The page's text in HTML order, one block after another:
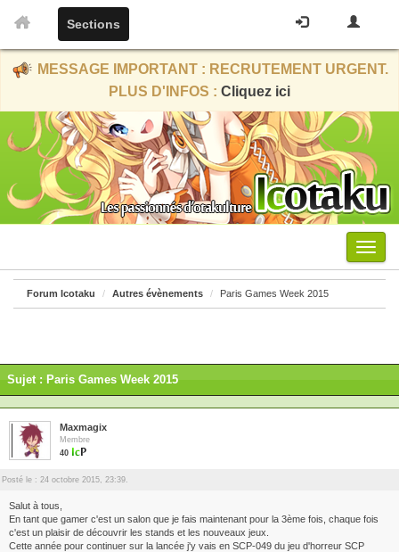
Sections
MESSAGE IMPORTANT : RECRUTEMENT URGENT.
PLUS D'INFOS : Cliquez ici
Menu
Forum Icotaku Autres évènements Paris Games Week 2015
Sujet : Paris Games Week 2015
Maxmagix
Membre
40
Posté le : 24 octobre 2015, 23:39.
Salut à tous,
En tant que gamer c'est un salon que je fais maintenant pour la 3ème fois, chaque fois
c'est un plaisir de découvrir les stands et les nouveaux jeux.
Cette année pour continuer sur la lancée j'y vais en SCP-049 du jeu d'horreur SCP